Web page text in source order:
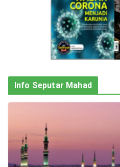
Info Seputar Mahad